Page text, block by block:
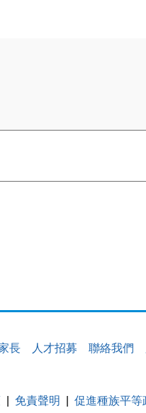
長 人才招募 聯絡我們
免責聲明 促進種族平等